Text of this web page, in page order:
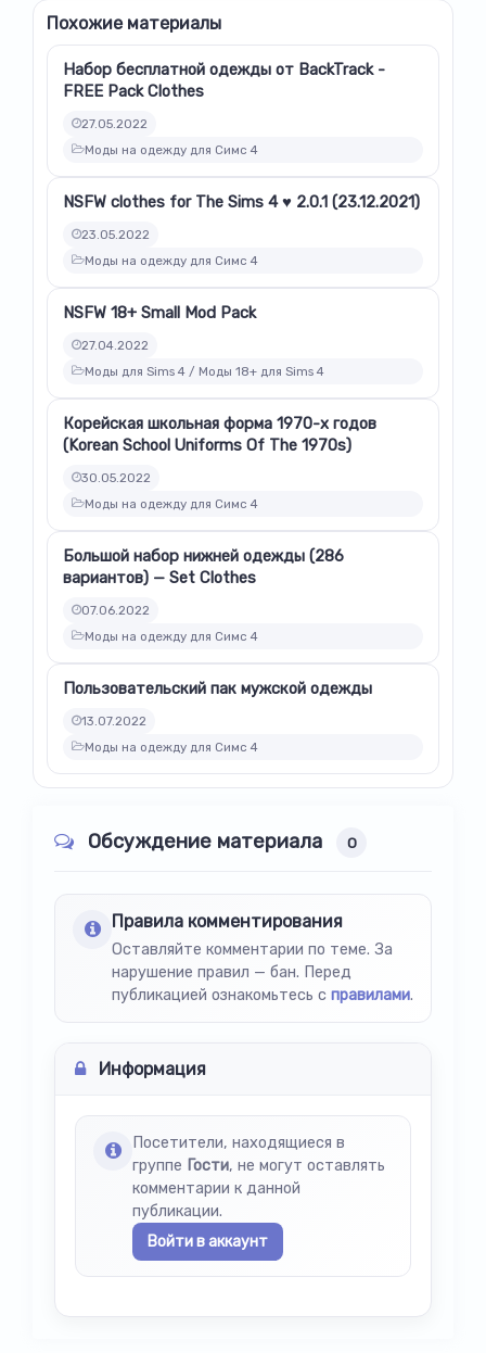
Похожие материалы
Набор бесплатной одежды от BackTrack -
FREE Pack Clothes
27.05.2022
Моды на одежду для Симс 4
NSFW clothes for The Sims 4 ♥ 2.0.1 (23.12.2021)
23.05.2022
Моды на одежду для Симс 4
NSFW 18+ Small Mod Pack
27.04.2022
Моды для Sims 4 / Моды 18+ для Sims 4
Корейская школьная форма 1970-х годов
(Korean School Uniforms Of The 1970s)
30.05.2022
Моды на одежду для Симс 4
Большой набор нижней одежды (286
вариантов) — Set Clothes
07.06.2022
Моды на одежду для Симс 4
Пользовательский пак мужской одежды
13.07.2022
Моды на одежду для Симс 4
Обсуждение материала 0
Правила комментирования
Оставляйте комментарии по теме. За
нарушение правил — бан. Перед
публикацией ознакомьтесь с правилами.
Информация
Посетители, находящиеся в
группе Гости, не могут оставлять
комментарии к данной
публикации.
Войти в аккаунт